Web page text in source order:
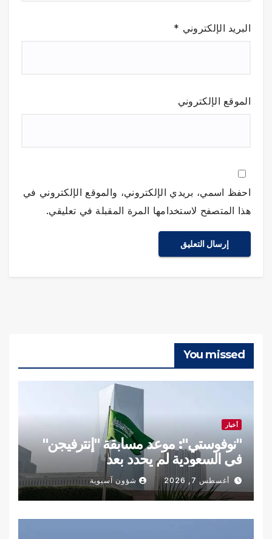
البريد الإلكتروني *
الموقع الإلكتروني
احفظ اسمي، بريدي الإلكتروني، والموقع الإلكتروني في
هذا المتصفح لاستخدامها المرة المقبلة في تعليقي.
You missed
أخبار
"نوفوستي": موعد مسابقة "إنترفيجن"
في السعودية لم يحدد بعد
أغسطس 7, 2026 شؤون آسيوية